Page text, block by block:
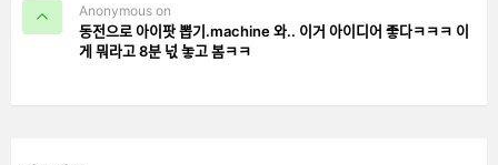
Anonymous on
동전으로 아이팟 뽑기.machine 와.. 이거 아이디어 좋다ㅋㅋㅋ 이
게 뭐라고 8분 넋 놓고 봄ㅋㅋ